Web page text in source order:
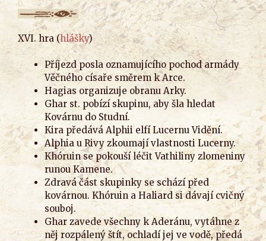
XVI. hra (hlášky)
Příjezd posla oznamujícího pochod armády
Věčného císaře směrem k Arce.
Hagias organizuje obranu Arky.
Ghar st. pobízí skupinu, aby šla hledat
Kovárnu do Studní.
Kira předává Alphii elfí Lucernu Vidění.
Alphia u Rivy zkoumají vlastnosti Lucerny.
Khóruin se pokouší léčit Vathiliny zlomeniny
runou Kamene.
Zdravá část skupinky se schází před
kovárnou. Khóruin a Haliard si dávají cvičný
souboj.
Ghar zavede všechny k Aderánu, vytáhne z
něj rozpálený štít, ochladí jej ve vodě, předá